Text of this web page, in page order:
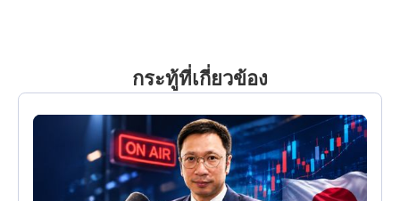
กระทู้ที่เกี่ยวข้อง